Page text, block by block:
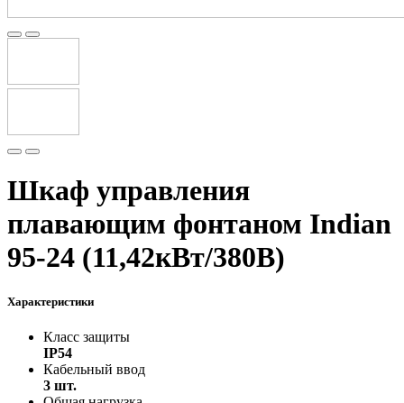
Шкаф управления
плавающим фонтаном Indian
95-24 (11,42кВт/380В)
Характеристики
Класс защиты
IP54
Кабельный ввод
3 шт.